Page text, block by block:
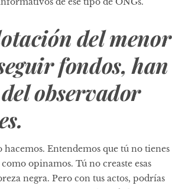
del menor
fondos, han
observador
Entendemos que tú no tienes
opinamos. Tú no creaste esas
negra. Pero con tus actos, podrías